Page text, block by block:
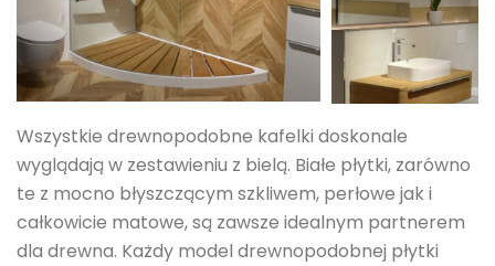
Wszystkie drewnopodobne kafelki doskonale
wyglądają w zestawieniu z bielą. Białe płytki, zarówno
te z mocno błyszczącym szkliwem, perłowe jak i
całkowicie matowe, są zawsze idealnym partnerem
dla drewna. Każdy model drewnopodobnej płytki